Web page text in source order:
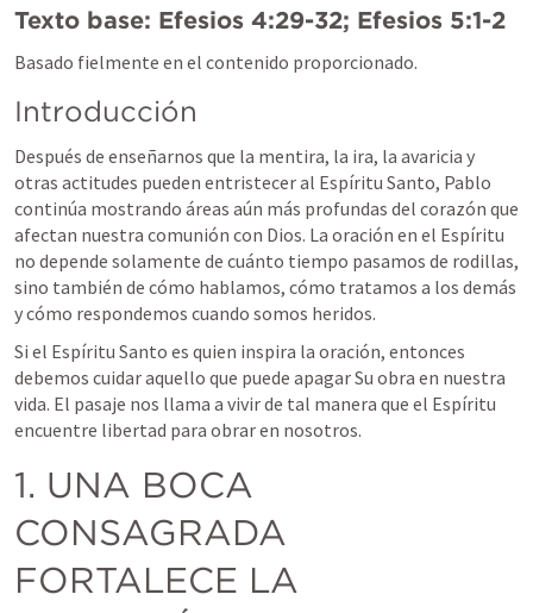
Texto base: Efesios 4:29-32; Efesios 5:1-2
Basado fielmente en el contenido proporcionado.
Introducción
Después de enseñarnos que la mentira, la ira, la avaricia y
otras actitudes pueden entristecer al Espíritu Santo, Pablo
continúa mostrando áreas aún más profundas del corazón que
afectan nuestra comunión con Dios. La oración en el Espíritu
no depende solamente de cuánto tiempo pasamos de rodillas,
sino también de cómo hablamos, cómo tratamos a los demás
y cómo respondemos cuando somos heridos.
Si el Espíritu Santo es quien inspira la oración, entonces
debemos cuidar aquello que puede apagar Su obra en nuestra
vida. El pasaje nos llama a vivir de tal manera que el Espíritu
encuentre libertad para obrar en nosotros.
1. UNA BOCA
CONSAGRADA
FORTALECE LA